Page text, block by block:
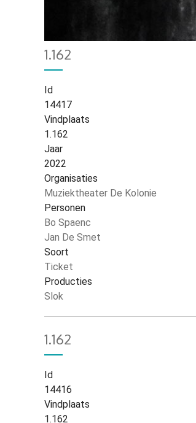
Kruimelpad
1.162
Id
14417
Vindplaats
1.162
Jaar
2022
Organisaties
Muziektheater De Kolonie
Personen
Bo Spaenc
Jan De Smet
Soort
Ticket
Producties
Slok
1.162
Id
14416
Vindplaats
1.162